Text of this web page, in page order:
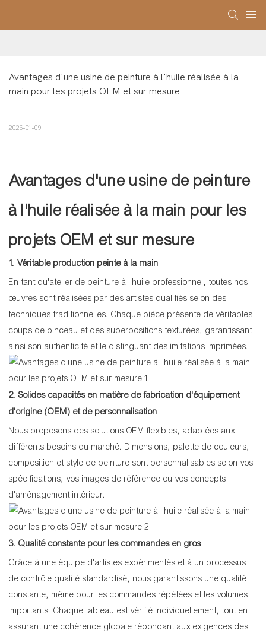
Avantages d'une usine de peinture à l'huile réalisée à la
main pour les projets OEM et sur mesure
2026-01-09
Avantages d'une usine de peinture
à l'huile réalisée à la main pour les
projets OEM et sur mesure
1. Véritable production peinte à la main
En tant qu'atelier de peinture à l'huile professionnel, toutes nos
œuvres sont réalisées par des artistes qualifiés selon des
techniques traditionnelles. Chaque pièce présente de véritables
coups de pinceau et des superpositions texturées, garantissant
ainsi son authenticité et le distinguant des imitations imprimées.
2. Solides capacités en matière de fabrication d'équipement
d'origine (OEM) et de personnalisation
Nous proposons des solutions OEM flexibles, adaptées aux
différents besoins du marché. Dimensions, palette de couleurs,
composition et style de peinture sont personnalisables selon vos
spécifications, vos images de référence ou vos concepts
d'aménagement intérieur.
3. Qualité constante pour les commandes en gros
Grâce à une équipe d'artistes expérimentés et à un processus
de contrôle qualité standardisé, nous garantissons une qualité
constante, même pour les commandes répétées et les volumes
importants. Chaque tableau est vérifié individuellement, tout en
assurant une cohérence globale répondant aux exigences des